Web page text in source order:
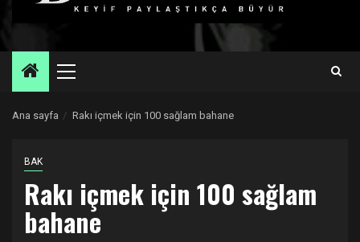
Primary
Ana sayfa Rakı içmek için 100 sağlam bahane
BAK
Rakı içmek için 100 sağlam
bahane